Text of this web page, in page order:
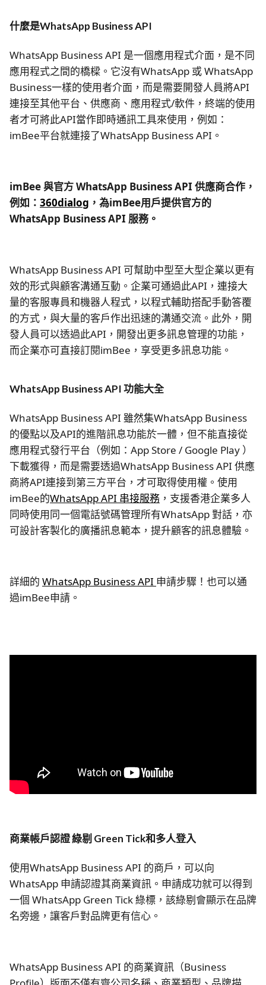
什麼是WhatsApp Business API
WhatsApp Business API 是一個應用程式介面，是不同
應用程式之間的橋樑。它沒有WhatsApp 或 WhatsApp
Business一樣的使用者介面，而是需要開發人員將API
連接至其他平台、供應商、應用程式/軟件，終端的使用
者才可將此API當作即時通訊工具來使用，例如：
imBee平台就連接了WhatsApp Business API。
imBee 與官方 WhatsApp Business API 供應商合作，
例如： 360dialog ，為imBee用戶提供官方的
WhatsApp Business API 服務。
WhatsApp Business API 可幫助中型至大型企業以更有
效的形式與顧客溝通互動。企業可通過此API，連接大
量的客服專員和機器人程式，以程式輔助搭配手動答覆
的方式，與大量的客戶作出迅速的溝通交流。此外，開
發人員可以透過此API，開發出更多訊息管理的功能，
而企業亦可直接訂閱imBee，享受更多訊息功能。
WhatsApp Business API 功能大全
WhatsApp Business API 雖然集WhatsApp Business
的優點以及API的進階訊息功能於一體，但不能直接從
應用程式發行平台（例如：App Store / Google Play ）
下載獲得，而是需要透過WhatsApp Business API 供應
商將API連接到第三方平台，才可取得使用權。使用
imBee的WhatsApp API 串接服務 ，支援香港企業多人
同時使用同一個電話號碼管理所有WhatsApp 對話，亦
可設計客製化的廣播訊息範本，提升顧客的訊息體驗。
詳細的 WhatsApp Business API 申請步驟！也可以通
過imBee申請。
商業帳戶認證 綠剔 Green Tick和多人登入
使用WhatsApp Business API 的商戶，可以向
WhatsApp 申請認證其商業資訊。申請成功就可以得到
一個 WhatsApp Green Tick 綠標，該綠剔會顯示在品牌
名旁邊，讓客戶對品牌更有信心。
WhatsApp Business API 的商業資訊（Business